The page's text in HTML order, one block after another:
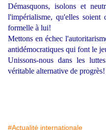
Démasquons, isolons et
l'impérialisme, qu'elles
formelle à lui!
Mettons en échec
antidémocratiques qui font le
Unissons-nous dans les
véritable alternative de progrès!
#Actualité internationale